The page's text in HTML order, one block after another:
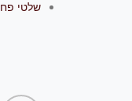
שלטי פח